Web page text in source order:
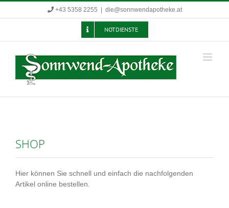
+43 5358 2255 die@sonnwendapotheke.at
NOTDIENSTE
SHOP
Hier können Sie schnell und einfach die nachfolgenden
Artikel online bestellen.